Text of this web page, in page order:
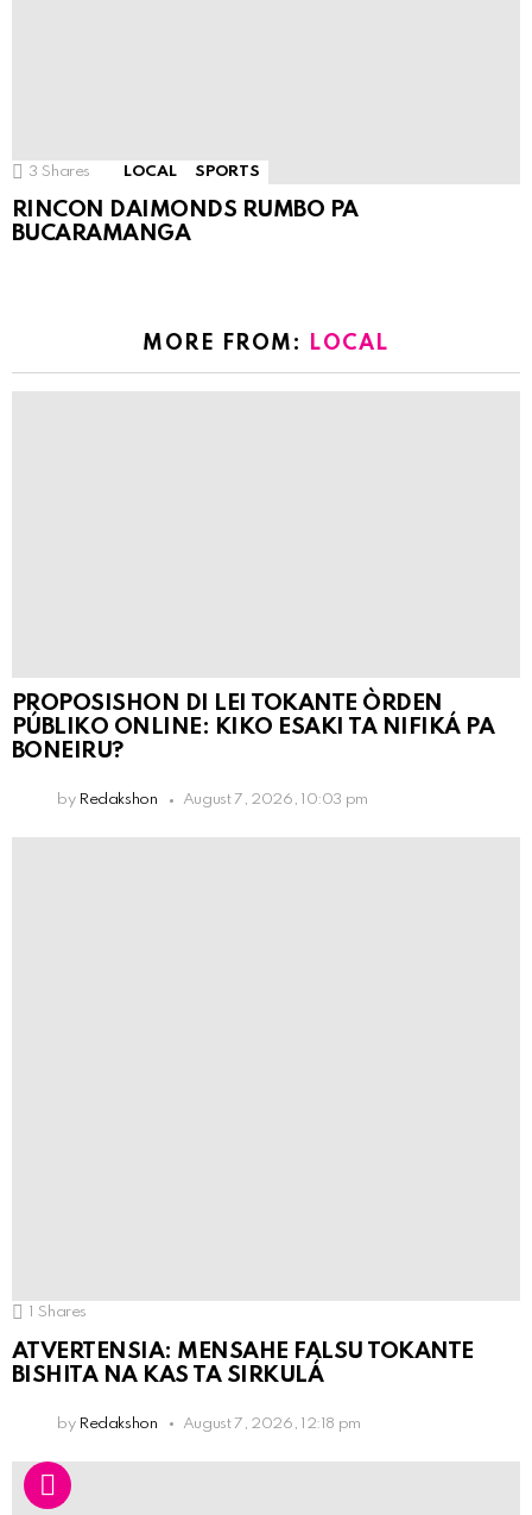
3 Shares LOCAL SPORTS
RINCON DAIMONDS RUMBO PA
BUCARAMANGA
MORE FROM: LOCAL
PROPOSISHON DI LEI TOKANTE ÒRDEN
PÚBLIKO ONLINE: KIKO ESAKI TA NIFIKÁ PA
BONEIRU?
by Redakshon August 7, 2026, 10:03 pm
Shares
ATVERTENSIA: MENSAHE FALSU TOKANTE
BISHITA NA KAS TA SIRKULÁ
by Redakshon August 7, 2026, 12:18 pm